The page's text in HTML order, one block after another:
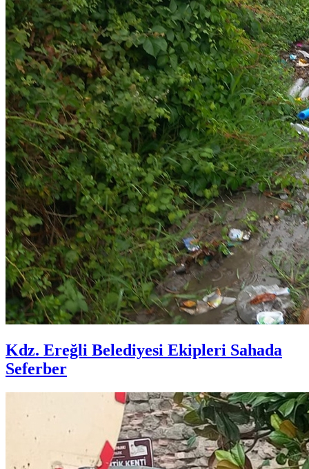
Kdz. Ereğli Belediyesi Ekipleri Sahada
Seferber